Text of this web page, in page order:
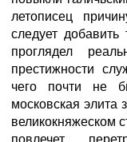
летописец
следует
проглядел
престижности
чего почти не
московская элита
великокняжеском
повлечет